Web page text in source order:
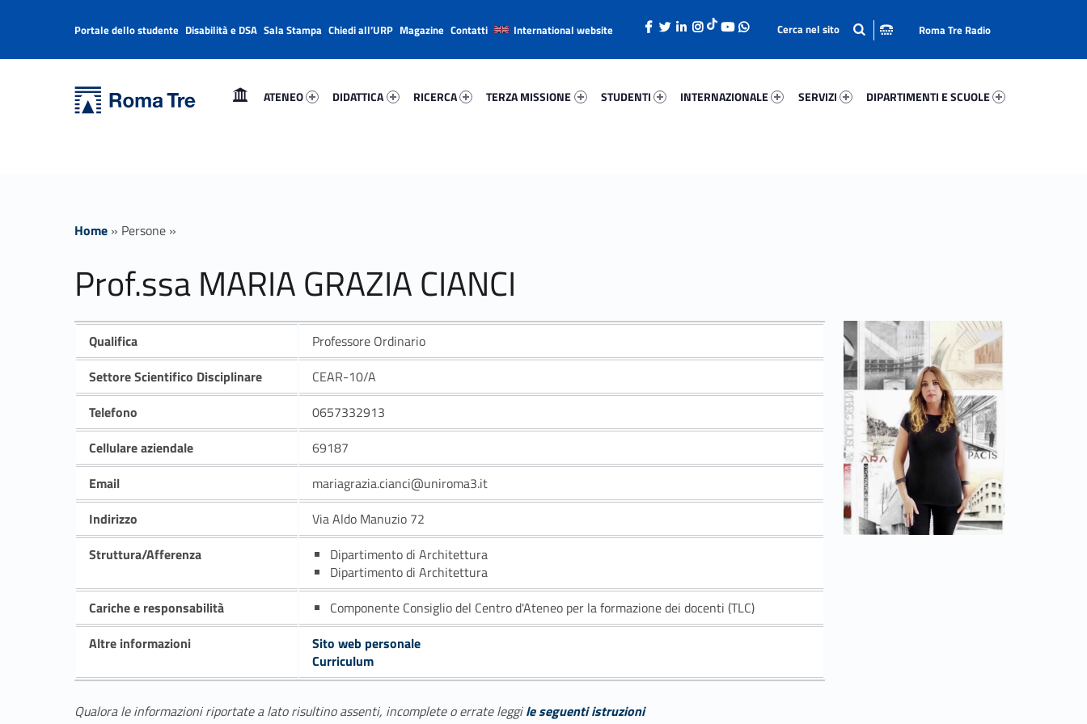
Prof.ssa MARIA GRAZIA CIANCI - Università Roma Tre
ATENEO
DIDATTICA
RICERCA
TERZA MISSIONE
STUDENTI
INTERNAZIONALE
SERVIZI
DIPARTIMENTI E SCUOLE
Header info sidebar
Portale dello studente Disabilità e DSA Sala Stampa Chiedi all’URP Magazine Contatti International website Roma Tre Radio
Home » Persone »
Prof.ssa MARIA GRAZIA CIANCI
Qualifica
Professore Ordinario
Settore Scientifico Disciplinare
CEAR-10/A
Telefono
0657332913
Cellulare aziendale
69187
Email
mariagrazia.cianci@uniroma3.it
Indirizzo
Via Aldo Manuzio 72
Struttura/Afferenza
Dipartimento di Architettura
Dipartimento di Architettura
Cariche e responsabilità
Componente Consiglio del Centro d'Ateneo per la formazione dei docenti (TLC)
Altre informazioni
Sito web personale
Curriculum
Qualora le informazioni riportate a lato risultino assenti, incomplete o errate leggile seguenti istruzioni